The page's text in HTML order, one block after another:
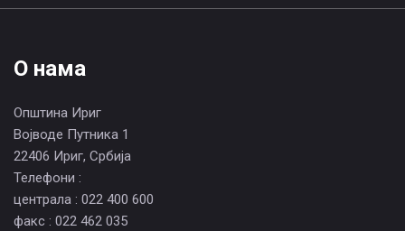
О нама
Општина Ириг
Војводе Путника 1
22406 Ириг, Србија
Телефони :
централа : 022 400 600
факс : 022 462 035